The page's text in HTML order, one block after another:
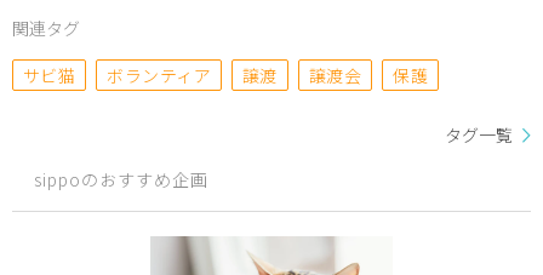
関連タグ
サビ猫
ボランティア 譲渡 譲渡会 保護
タグ一覧
sippoのおすすめ企画